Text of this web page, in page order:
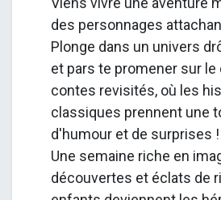
des personnages
Plonge dans un univers
et pars te promener sur
contes revisités, où les
classiques prennent une
d'humour et de surprises !
Une semaine riche en
découvertes et éclats de